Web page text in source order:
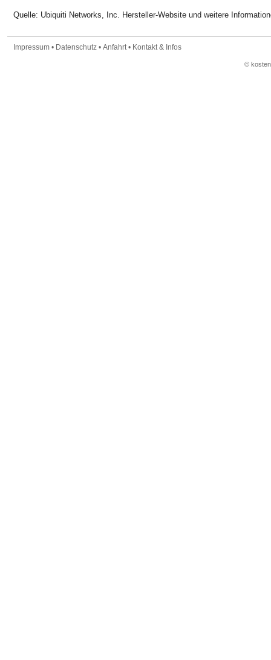
Quelle: Ubiquiti Networks, Inc. Hersteller-Website und weitere
Impressum • Datenschutz • Anfahrt • Kontakt & Infos
©